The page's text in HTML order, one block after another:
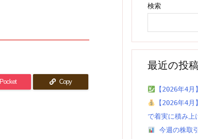
Pocket Copy
検索
最近の投稿
【2026年4
【2026年4
で着実に積み上
今週の株